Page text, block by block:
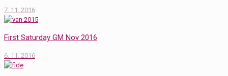
7. 11. 2016
First Saturday GM Nov 2016
6. 11. 2016